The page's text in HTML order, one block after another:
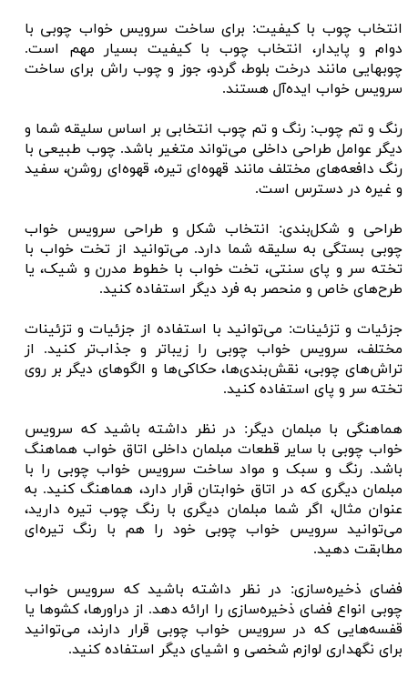
انتخاب چوب با کیفیت: برای ساخت سرویس خواب چوبی با
دوام و پایدار، انتخاب چوب با کیفیت بسیار مهم است.
چوبهایی مانند درخت بلوط، گردو، جوز و چوب راش برای ساخت
سرویس خواب ایده‌آل هستند.
رنگ و تم چوب: رنگ و تم چوب انتخابی بر اساس سلیقه شما و
دیگر عوامل طراحی داخلی می‌تواند متغیر باشد. چوب طبیعی با
رنگ دافعه‌های مختلف مانند قهوه‌ای تیره، قهوه‌ای روشن، سفید
و غیره در دسترس است.
طراحی و شکل‌بندی: انتخاب شکل و طراحی سرویس خواب
چوبی بستگی به سلیقه شما دارد. می‌توانید از تخت خواب با
تخته سر و پای سنتی، تخت خواب با خطوط مدرن و شیک، یا
طرح‌های خاص و منحصر به فرد دیگر استفاده کنید.
جزئیات و تزئینات: می‌توانید با استفاده از جزئیات و تزئینات
مختلف، سرویس خواب چوبی را زیباتر و جذاب‌تر کنید. از
تراش‌های چوبی، نقش‌بندی‌ها، حکاکی‌ها و الگوهای دیگر بر روی
تخته سر و پای استفاده کنید.
هماهنگی با مبلمان دیگر: در نظر داشته باشید که سرویس
خواب چوبی با سایر قطعات مبلمان داخلی اتاق خواب هماهنگ
باشد. رنگ و سبک و مواد ساخت سرویس خواب چوبی را با
مبلمان دیگری که در اتاق خوابتان قرار دارد، هماهنگ کنید. به
عنوان مثال، اگر شما مبلمان دیگری با رنگ چوب تیره دارید،
می‌توانید سرویس خواب چوبی خود را هم با رنگ تیره‌ای
مطابقت دهید.
فضای ذخیره‌سازی: در نظر داشته باشید که سرویس خواب
چوبی انواع فضای ذخیره‌سازی را ارائه دهد. از دراورها، کشوها یا
قفسه‌هایی که در سرویس خواب چوبی قرار دارند، می‌توانید
برای نگهداری لوازم شخصی و اشیای دیگر استفاده کنید.